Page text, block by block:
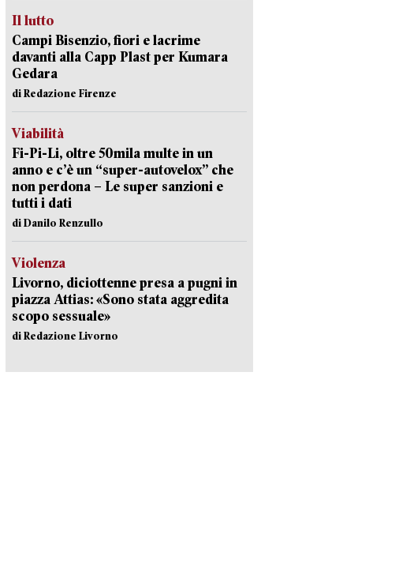
Il lutto
Campi Bisenzio, fiori e lacrime
davanti alla Capp Plast per Kumara
Gedara
di Redazione Firenze
Viabilità
Fi-Pi-Li, oltre 50mila multe in un
anno e c’è un “super-autovelox” che
non perdona – Le super sanzioni e
tutti i dati
di Danilo Renzullo
Violenza
Livorno, diciottenne presa a pugni in
piazza Attias: «Sono stata aggredita
scopo sessuale»
di Redazione Livorno